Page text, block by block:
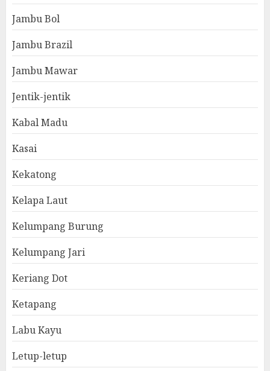
Jambu Bol
Jambu Brazil
Jambu Mawar
Jentik-jentik
Kabal Madu
Kasai
Kekatong
Kelapa Laut
Kelumpang Burung
Kelumpang Jari
Keriang Dot
Ketapang
Labu Kayu
Letup-letup